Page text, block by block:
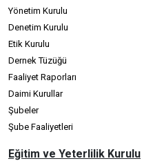
Yönetim Kurulu
Denetim Kurulu
Etik Kurulu
Dernek Tüzüğü
Faaliyet Raporları
Daimi Kurullar
Şubeler
Şube Faaliyetleri
Eğitim ve Yeterlilik Kurulu